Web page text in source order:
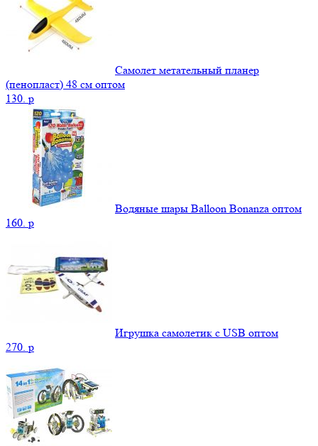
Самолет метательный планер
(пенопласт) 48 см оптом
130. p
Водяные шары Balloon Bonanza оптом
160. p
Игрушка самолетик с USB оптом
270. p